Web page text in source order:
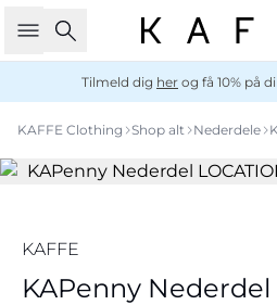
Søg
Tilmeld dig her og få 10% på
KAFFE Clothing Shop alt Nederdele
KAFFE
KAPenny Nederdel